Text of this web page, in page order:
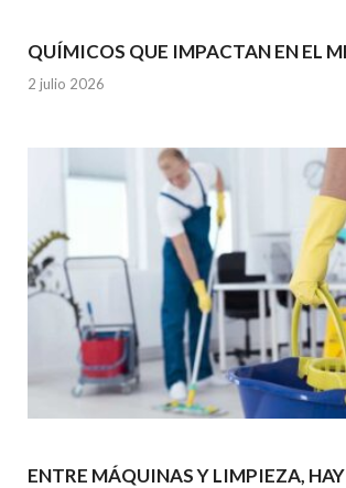
QUÍMICOS QUE IMPACTAN EN EL
2 julio 2026
ENTRE MÁQUINAS Y LIMPIEZA,